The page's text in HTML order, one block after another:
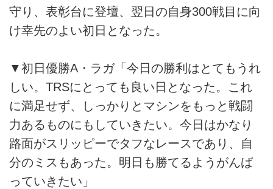
守り、表彰台に登壇、翌日の自身300戦目に向
け幸先のよい初日となった。
▼初日優勝A・ラガ「今日の勝利はとてもうれ
しい。TRSにとっても良い日となった。これ
に満足せず、しっかりとマシンをもっと戦闘
力あるものにもしていきたい。今日はかなり
路面がスリッピーでタフなレースであり、自
分のミスもあった。明日も勝てるようがんば
っていきたい」